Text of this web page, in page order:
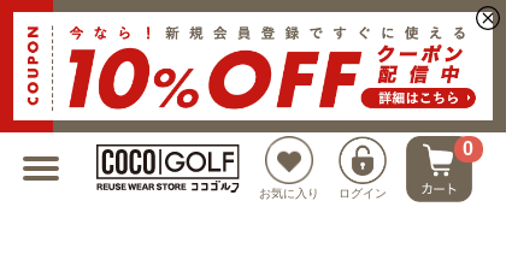
お気に入り ログイン
0
新規会員登録でクーポンプレゼント